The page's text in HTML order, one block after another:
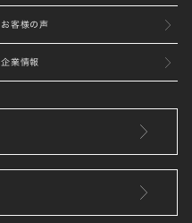
お客様の声
企業情報